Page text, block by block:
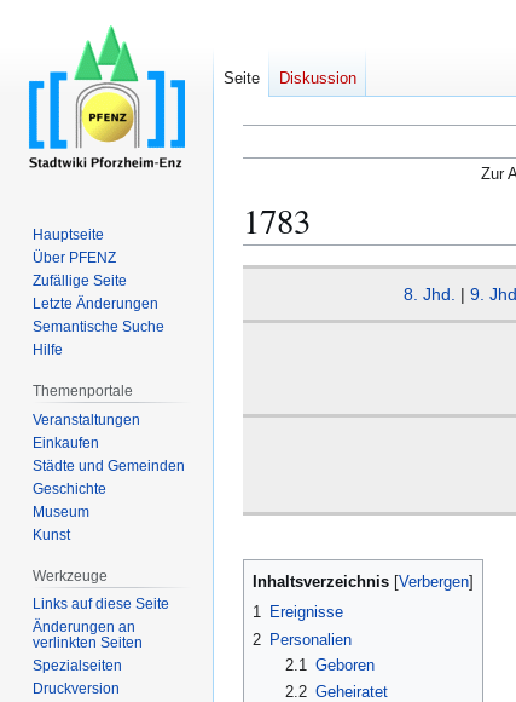
Zur
1783
8. Jhd. | 9. Jhd.
Inhaltsverzeichnis
1 Ereignisse
2 Personalien
2.1 Geboren
2.2 Geheiratet
Seite Diskussion
Hauptseite
Über PFENZ
Zufällige Seite
Letzte Änderungen
Semantische Suche
Hilfe
Themenportale
Veranstaltungen
Einkaufen
Städte und Gemeinden
Geschichte
Museum
Kunst
Werkzeuge
Links auf diese Seite
Änderungen an
verlinkten Seiten
Spezialseiten
Druckversion